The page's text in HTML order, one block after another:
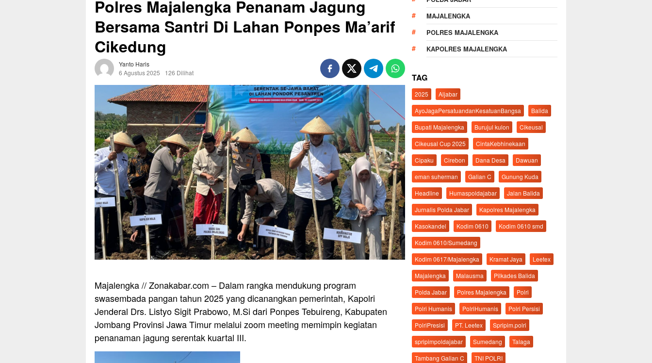
Polres Majalengka Penanam Jagung
Bersama Santri Di Lahan Ponpes Ma’arif
Cikedung
Yanto Haris
6 Agustus 2025
126 Dilihat
Majalengka // Zonakabar.com – Dalam rangka mendukung program
swasembada pangan tahun 2025 yang dicanangkan pemerintah, Kapolri
Jenderal Drs. Listyo Sigit Prabowo, M.Si dari Ponpes Tebuireng, Kabupaten
Jombang Provinsi Jawa Timur melalui zoom meeting memimpin kegiatan
penanaman jagung serentak kuartal III.
MAJALENGKA
POLRES MAJALENGKA
KAPOLRES MAJALENGKA
TAG
2025
Aljabar
AyoJagaPersatuandanKesatuanBangsa
Balida
Bupati Majalengka
Burujul kulon
Cikeusal
Cikeusal Cup 2025
CintaKebhinekaan
Cipaku
Cirebon Dana Desa
Dawuan
eman suherman
Galian C
Gunung Kuda
Headline
Humaspoldajabar
Jalan Balida
Jurnalis Polda Jabar
Kapolres Majalengka
Kasokandel
Kodim 0610
Kodim 0610 smd
Kodim 0610/Sumedang
Kodim 0617/Majalengka
Kramat Jaya
Leetex
Majalengka
Malausma
Pilkades Balida
Polda Jabar
Polres Majalengka
Polri
Polri Humanis
PolriHumanis
Polri Persisi
PolriPresisi
PT. Leetex
Spripim.polri
spripimpoldajabar
Sumedang
Talaga
Tambang Galian C
TNI POLRI